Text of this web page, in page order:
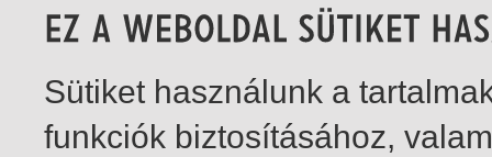
Sütiket használunk a
funkciók biztosításához,